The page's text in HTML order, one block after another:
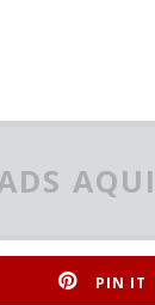
AQUI
PIN IT